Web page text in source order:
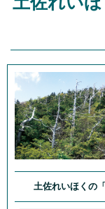
土佐れいほくの「